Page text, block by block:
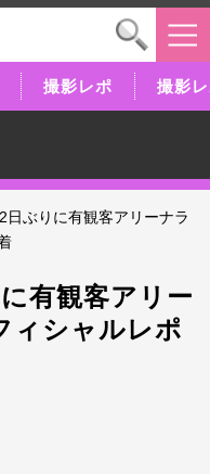
撮影レポ 撮影
日ぶりに有観客アリーナラ
有観客アリー
ィシャルレポ